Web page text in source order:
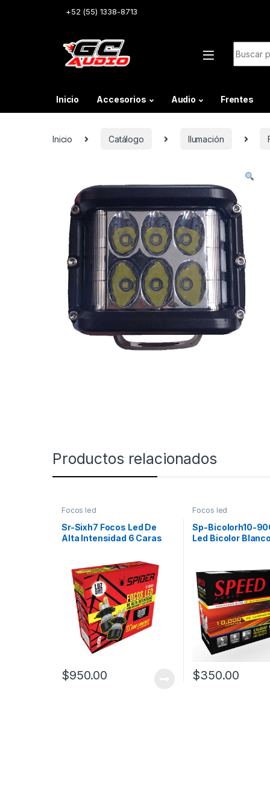
+52 (55) 1338-8713
Inicio Accesorios Audio Frentes
Inicio Catálogo Ilumación
Productos relacionados
Focos led
Sr-Sixh7 Focos Led De
Alta Intensidad 6 Caras
$950.00
Focos led
Sp-Bicolorh10-
Led Bicolor
$350.00